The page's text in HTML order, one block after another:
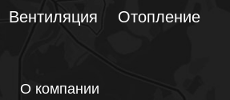
Вентиляция
Отопление
О компании